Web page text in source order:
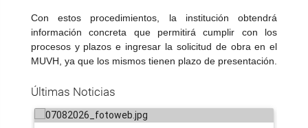
Con estos procedimientos, la institución obtendrá
información concreta que permitirá cumplir con los
procesos y plazos e ingresar la solicitud de obra en el
MUVH, ya que los mismos tienen plazo de presentación.
Últimas Noticias
Tras 31 años de lucha, familias
campesinas de Itapúa acceden a la
ruralidad impulsada por el Gobierno